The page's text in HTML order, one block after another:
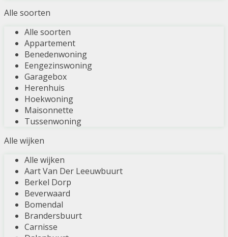
Alle soorten
Alle soorten
Appartement
Benedenwoning
Eengezinswoning
Garagebox
Herenhuis
Hoekwoning
Maisonnette
Tussenwoning
Alle wijken
Alle wijken
Aart Van Der Leeuwbuurt
Berkel Dorp
Beverwaard
Bomendal
Brandersbuurt
Carnisse